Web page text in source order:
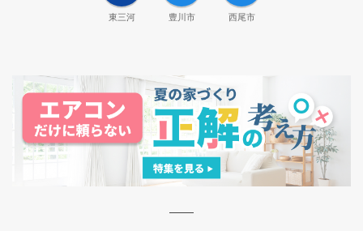
東三河 豊川市 西尾市